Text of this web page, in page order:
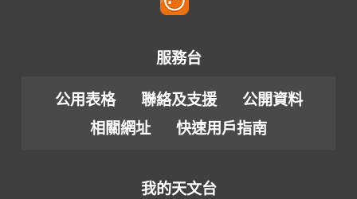
服務台
公用表格 聯絡及支援
公開資料
相關網址
快速用戶指南
我的天文台